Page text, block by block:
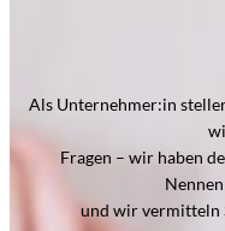
Als Unternehmer:in
Fragen – wir haben
und wir vermitteln